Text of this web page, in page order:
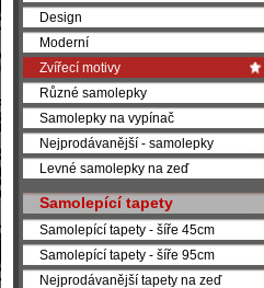
Design
Moderní
Zvířecí motivy
Různé samolepky
Samolepky na vypínač
Nejprodávanější - samolepky
Levné samolepky na zeď
Samolepící tapety
Samolepící tapety - šíře 45cm
Samolepící tapety - šíře 95cm
Nejprodávanější tapety na zeď